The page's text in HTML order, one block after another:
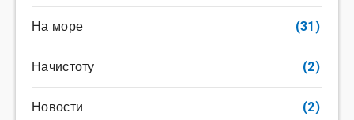
На море (31)
Начистоту (2)
Новости (2)